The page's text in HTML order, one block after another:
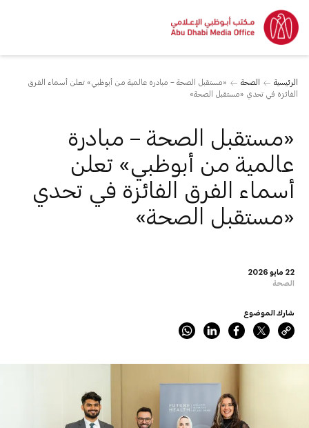
الرئيسية الصحة
«مستقبل الصحة – مبادرة عالمية من أبوظبي» تعلن أسماء الفرق
الفائزة في تحدي «مستقبل الصحة»
22 مايو 2026
الصحة
«مستقبل الصحة – مبادرة
عالمية من أبوظبي» تعلن
أسماء الفرق الفائزة في تحدي
«مستقبل الصحة»
شارك الموضوع